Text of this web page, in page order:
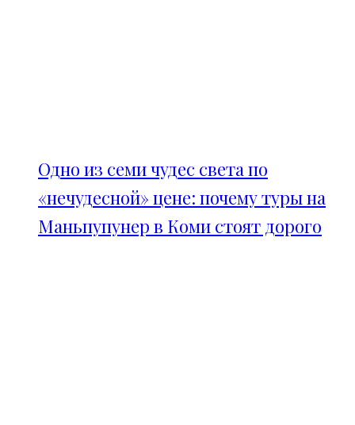
Одно из семи чудес света по
«нечудесной» цене: почему туры на
Маньпупунер в Коми стоят дорого